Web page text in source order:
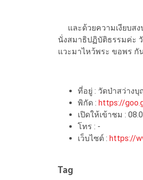
และด้วยความเงียบสง
นั่งสมาธิปฏิบัติธรรมค่ะ
แวะมาไหว้พระ ขอพร กั
ที่อยู่ : วัดป่าสว่าง
พิกัด : https://
เปิดให้เข้าชม :
โทร : -
เว็บไซต์ : https://
Tag